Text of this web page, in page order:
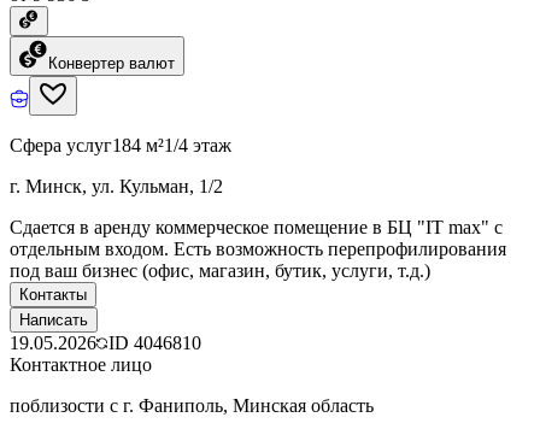
Конвертер валют
Сфера услуг184 м²1/4 этаж
г. Минск, ул. Кульман, 1/2
Сдается в аренду коммерческое помещение в БЦ "IT max" с
отдельным входом. Есть возможность перепрофилирования
под ваш бизнес (офис, магазин, бутик, услуги, т.д.)
Контакты
Написать
19.05.2026 ID 4046810
Контактное лицо
поблизости с г. Фаниполь, Минская область